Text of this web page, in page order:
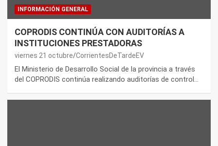
INFORMACIÓN GENERAL
COPRODIS CONTINÚA CON AUDITORÍAS A
INSTITUCIONES PRESTADORAS
viernes 21 octubre CorrientesDeTardeEV
El Ministerio de Desarrollo Social de la provincia a través
del COPRODIS continúa realizando auditorías de control…